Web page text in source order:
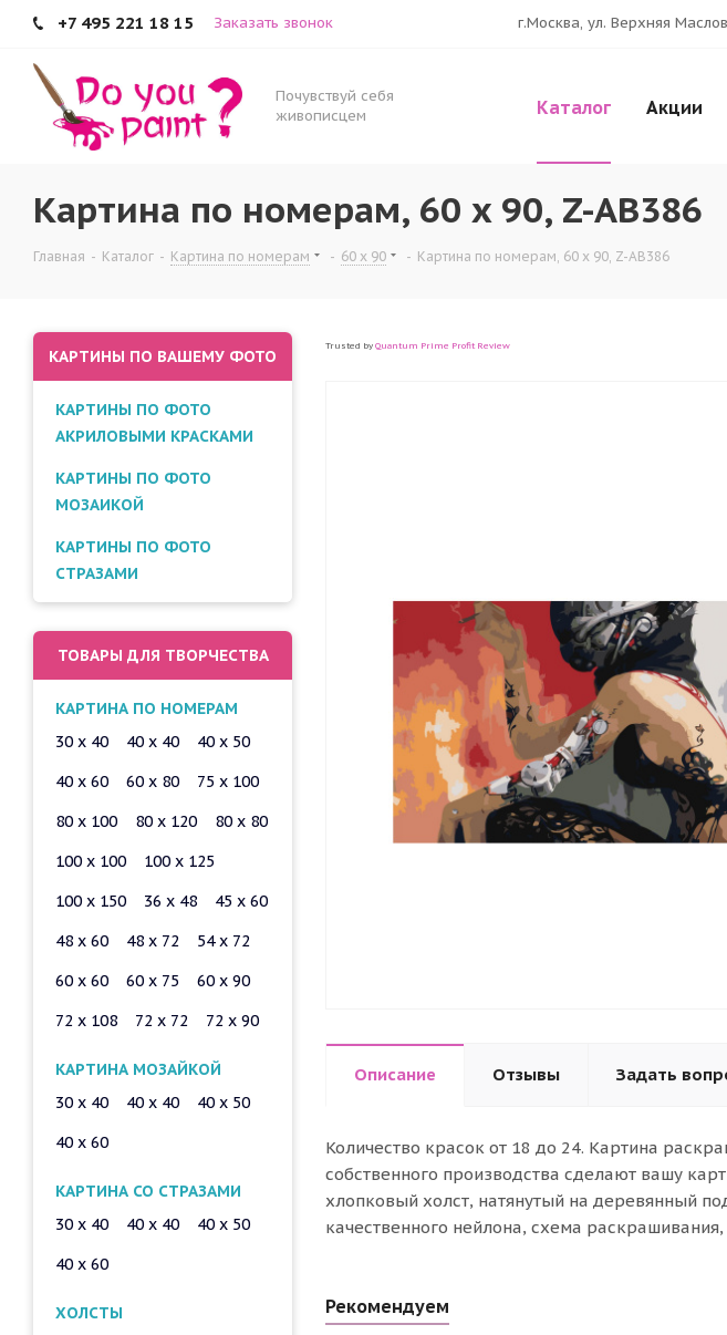
+7 495 221 18 15 Заказать звонок г.Москва, ул. Верхняя
Почувствуй себя
живописцем
Каталог Акции
Картина по номерам, 60 x 90, Z-AB386
Главная - Каталог - Картина по номерам - 60 x 90 - Картина по номерам, 60 x 90, Z-AB386
Trusted by Quantum Prime Profit Review
Описание Отзывы Задать
Количество красок от 18 до 24. Картина
собственного производства сделают вашу
хлопковый холст, натянутый на деревянный
качественного нейлона, схема
Рекомендуем
КАРТИНЫ ПО ВАШЕМУ ФОТО
КАРТИНЫ ПО ФОТО
АКРИЛОВЫМИ КРАСКАМИ
КАРТИНЫ ПО ФОТО
МОЗАИКОЙ
КАРТИНЫ ПО ФОТО
СТРАЗАМИ
ТОВАРЫ ДЛЯ ТВОРЧЕСТВА
КАРТИНА ПО НОМЕРАМ
30 x 40
40 x 40
40 x 50
40 x 60
60 x 80
75 x 100
80 x 100
80 x 120
80 x 80
100 x 100
100 x 125
100 x 150
36 x 48
45 x 60
48 x 60
48 x 72
54 x 72
60 x 60
60 x 75
60 x 90
72 x 108
72 x 72 72 x 90
КАРТИНА МОЗАЙКОЙ
30 x 40
40 x 40
40 x 50
40 x 60
КАРТИНА СО СТРАЗАМИ
30 x 40
40 x 40
40 x 50
40 x 60
ХОЛСТЫ